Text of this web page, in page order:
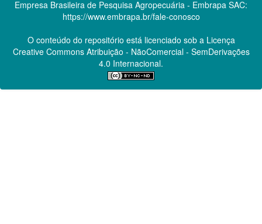
Empresa Brasileira de Pesquisa Agropecuária - Embrapa SAC:
https://www.embrapa.br/fale-conosco
O conteúdo do repositório está licenciado sob a Licença
Creative CommonsAtribuição - NãoComercial - SemDerivações
4.0 Internacional.